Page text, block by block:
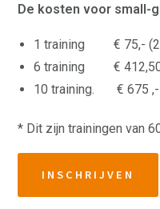
De kosten voor small-
1 training € 75,- (2
6 training €
10 training. € 675 ,-
* Dit zijn trainingen van
INSCHRIJVEN